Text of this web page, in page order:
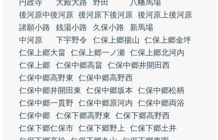
円政寺
大殿大路 野田
八幡馬場
後河原中後河原 後河原下後河原 後河原上後河原
諸願小路
銭湯小路 久保小路
新馬場
中河原
下宇野令 仁保上郷揚山
仁保上郷金坪
仁保上郷大畠
仁保上郷一ノ瀬 仁保上郷北河内
仁保上郷
仁保中郷高畠
仁保中郷井開田西
仁保中郷高野東
仁保中郷高野西
仁保中郷井開田東
仁保中郷坂本
仁保中郷松柄
仁保中郷一貫野
仁保中郷原河内
仁保中郷両浴
仁保中郷
仁保下郷高野東
仁保下郷高野西
仁保下郷仁保市 仁保下郷野上
仁保下郷土井